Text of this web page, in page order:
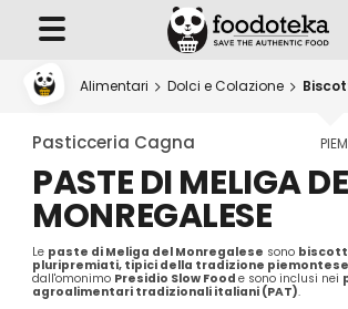
Alimentari Dolci e Colazione
Pasticceria Cagna
PASTE DI MELIGA
MONREGALESE
Le paste di Meliga del Monregalese sono
pluripremiati, tipici della tradizione
dall'omonimo Presidio Slow Foode sono inclusi nei
agroalimentari tradizionali italiani (PAT).